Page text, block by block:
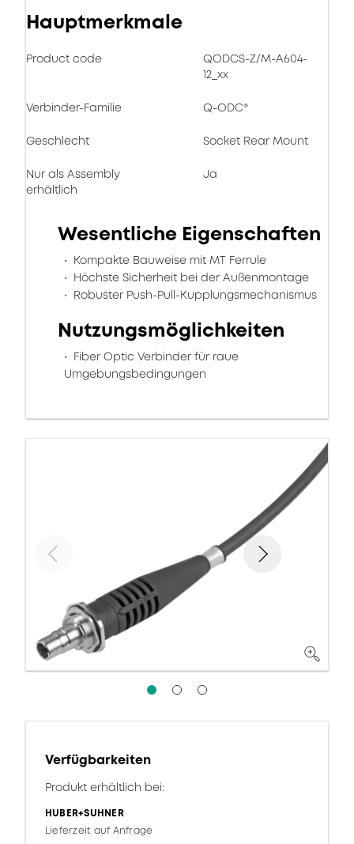
Hauptmerkmale
Product code
QODCS-Z/M-A604-
12_xx
Verbinder-Familie Q-ODC®
Geschlecht Socket Rear Mount
Nur als Assembly
erhältlich
Ja
Wesentliche Eigenschaften
Kompakte Bauweise mit MT Ferrule
Höchste Sicherheit bei der Außenmontage
Robuster Push-Pull-Kupplungsmechanismus
Nutzungsmöglichkeiten
Fiber Optic Verbinder für raue
Umgebungsbedingungen
Verfügbarkeiten
Produkt erhältlich bei:
HUBER+SUHNER
Lieferzeit auf Anfrage